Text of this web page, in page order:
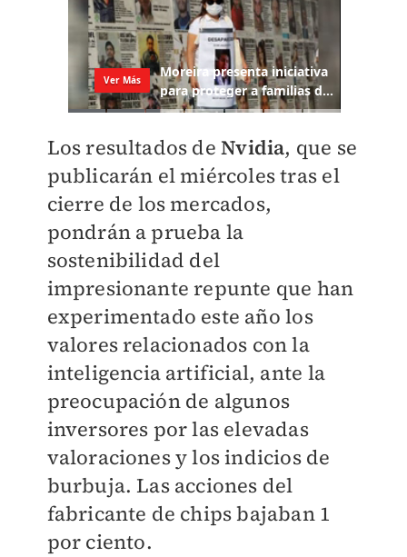
Los resultados deNvidia, que se
publicarán el miércoles tras el
cierre de los mercados,
pondrán a prueba la
sostenibilidad del
impresionante repunte que han
experimentado este año los
valores relacionados con la
inteligencia artificial, ante la
preocupación de algunos
inversores por las elevadas
valoraciones y los indicios de
burbuja. Las acciones del
fabricante de chips bajaban 1
por ciento.